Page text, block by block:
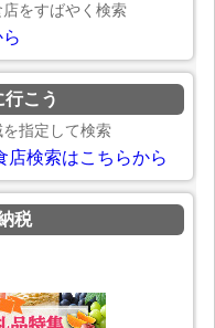
をすばやく検索
こう
指定して検索
店検索はこちらから
税